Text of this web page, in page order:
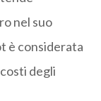
nel suo
è considerata
degli